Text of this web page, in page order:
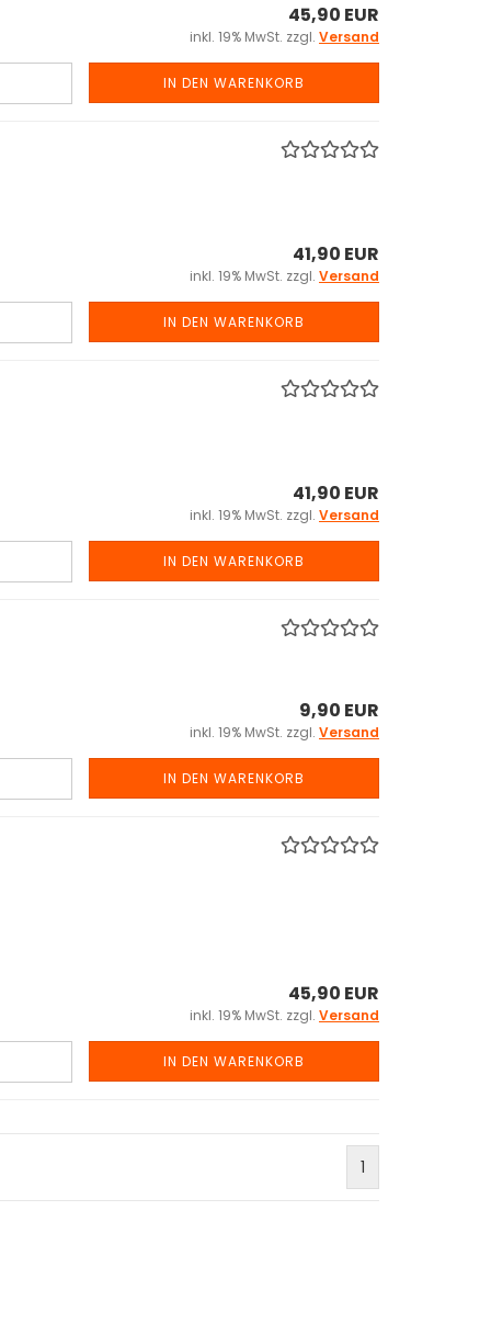
45,90 EUR
inkl. 19% MwSt. zzgl. Versand
IN DEN WARENKORB
41,90 EUR
inkl. 19% MwSt. zzgl. Versand
IN DEN WARENKORB
41,90 EUR
inkl. 19% MwSt. zzgl. Versand
IN DEN WARENKORB
9,90 EUR
inkl. 19% MwSt. zzgl. Versand
IN DEN WARENKORB
45,90 EUR
inkl. 19% MwSt. zzgl. Versand
IN DEN WARENKORB
1